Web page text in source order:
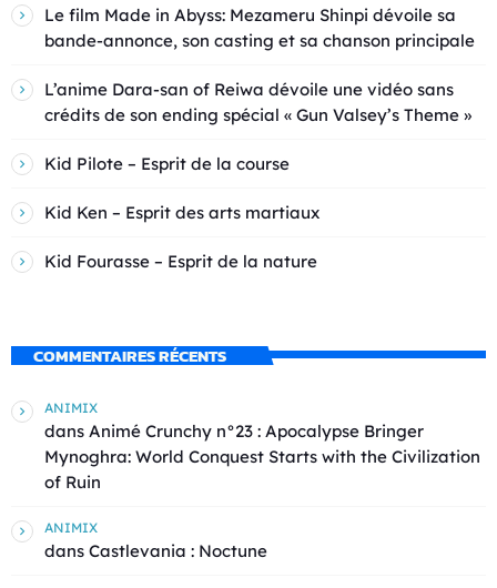
Le film Made in Abyss: Mezameru Shinpi dévoile sa
bande-annonce, son casting et sa chanson principale
L’anime Dara-san of Reiwa dévoile une vidéo sans
crédits de son ending spécial « Gun Valsey’s Theme »
Kid Pilote – Esprit de la course
Kid Ken – Esprit des arts martiaux
Kid Fourasse – Esprit de la nature
COMMENTAIRES RÉCENTS
ANIMIX
dans Animé Crunchy n°23 : Apocalypse Bringer
Mynoghra: World Conquest Starts with the Civilization
of Ruin
ANIMIX
dans Castlevania : Noctune